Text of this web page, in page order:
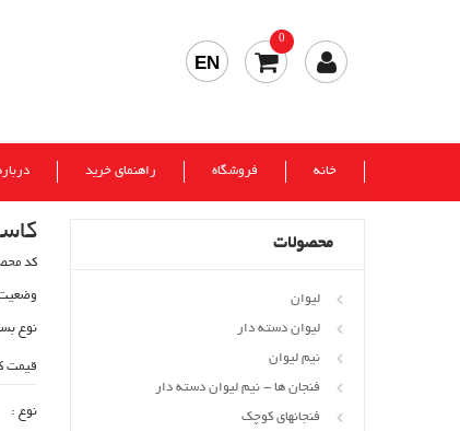
0
EN
خانه فروشگاه راهنمای خرید
کاسه 10 ونیز
کد محصول
نوع
قیمت
نوع :
محصولات
لیوان
لیوان دسته دار
نیم لیوان
فنجان ها - نیم لیوان دسته دار
فنجانهای کوچک